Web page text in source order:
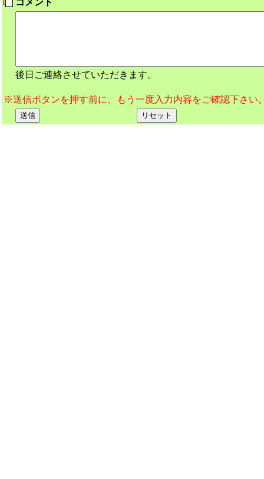
コメント
後日ご連絡させていただきます。
※送信ボタンを押す前に、もう一度入力内容をご確認下さい